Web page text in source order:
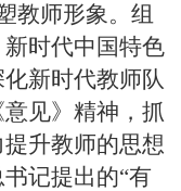
教师形象。组
时代中国特色
新时代教师队
见》精神，抓
升教师的思想
记提出的“有